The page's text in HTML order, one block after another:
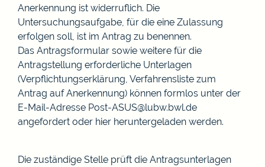
Anerkennung ist widerruflich. Die
Untersuchungsaufgabe, für die eine Zulassung
erfolgen soll, ist im Antrag zu benennen.
Das Antragsformular sowie weitere für die
Antragstellung erforderliche Unterlagen
(Verpflichtungserklärung, Verfahrensliste zum
Antrag auf Anerkennung) können formlos unter der
E-Mail-Adresse Post-ASUS@lubw.bwl.de
angefordert oder hier heruntergeladen werden.
Die zuständige Stelle prüft die Antragsunterlagen